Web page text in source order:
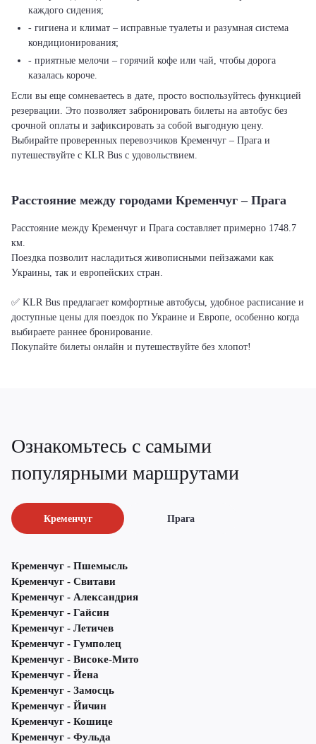
каждого сидения;
- гигиена и климат – исправные туалеты и разумная система
кондиционирования;
- приятные мелочи – горячий кофе или чай, чтобы дорога
казалась короче.
Если вы еще сомневаетесь в дате, просто воспользуйтесь функцией
резервации. Это позволяет забронировать билеты на автобус без
срочной оплаты и зафиксировать за собой выгодную цену.
Выбирайте проверенных перевозчиков Кременчуг – Прага и
путешествуйте с KLR Bus с удовольствием.
Расстояние между городами Кременчуг – Прага
Расстояние между Кременчуг и Прага составляет примерно 1748.7
км.
Поездка позволит насладиться живописными пейзажами как
Украины, так и европейских стран.
✅ KLR Bus предлагает комфортные автобусы, удобное расписание и
доступные цены для поездок по Украине и Европе, особенно когда
выбираете раннее бронирование.
Покупайте билеты онлайн и путешествуйте без хлопот!
Ознакомьтесь с самыми
популярными маршрутами
Кременчуг Прага
Кременчуг - Пшемысль
Кременчуг - Свитави
Кременчуг - Александрия
Кременчуг - Гайсин
Кременчуг - Летичeв
Кременчуг - Гумполец
Кременчуг - Високе-Мито
Кременчуг - Йена
Кременчуг - Замосць
Кременчуг - Йичин
Кременчуг - Кошице
Кременчуг - Фульда